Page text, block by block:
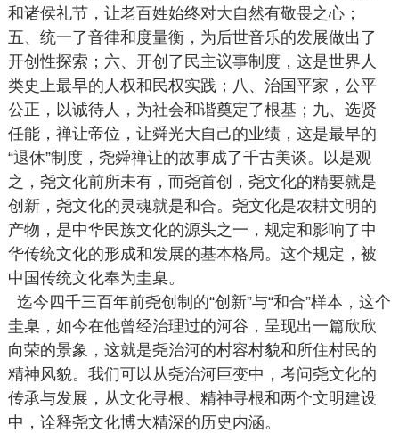
和诸侯礼节，让老百姓始终对大自然有敬畏之心；
五、统一了音律和度量衡，为后世音乐的发展做出了
开创性探索；六、开创了民主议事制度，这是世界人
类史上最早的人权和民权实践；八、治国平家，公平
公正，以诚待人，为社会和谐奠定了根基；九、选贤
任能，禅让帝位，让舜光大自己的业绩，这是最早的
“退休”制度，尧舜禅让的故事成了千古美谈。以是观
之，尧文化前所未有，而尧首创，尧文化的精要就是
创新，尧文化的灵魂就是和合。尧文化是农耕文明的
产物，是中华民族文化的源头之一，规定和影响了中
华传统文化的形成和发展的基本格局。这个规定，被
中国传统文化奉为圭臬。
迄今四千三百年前尧创制的“创新”与“和合”样本，这个
圭臬，如今在他曾经治理过的河谷，呈现出一篇欣欣
向荣的景象，这就是尧治河的村容村貌和所住村民的
精神风貌。我们可以从尧治河巨变中，考问尧文化的
传承与发展，从文化寻根、精神寻根和两个文明建设
中，诠释尧文化博大精深的历史内涵。